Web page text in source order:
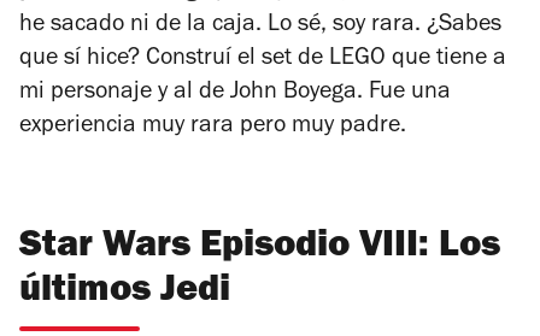
he sacado ni de la caja. Lo sé, soy rara. ¿Sabes
que sí hice? Construí el set de LEGO que tiene a
mi personaje y al de John Boyega. Fue una
experiencia muy rara pero muy padre.
Star Wars Episodio VIII: Los
últimos Jedi